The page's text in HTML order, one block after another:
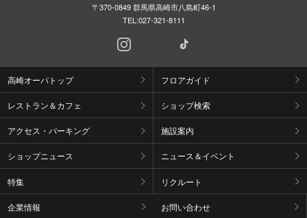
〒370-0849 群馬県高崎市八島町46-1
TEL:027-321-8111
高崎オーパトップ フロアガイド
レストラン＆カフェ ショップ検索
アクセス・パーキング 施設案内
ショップニュース ニュース＆イベント
特集 リクルート
企業情報 お問い合わせ